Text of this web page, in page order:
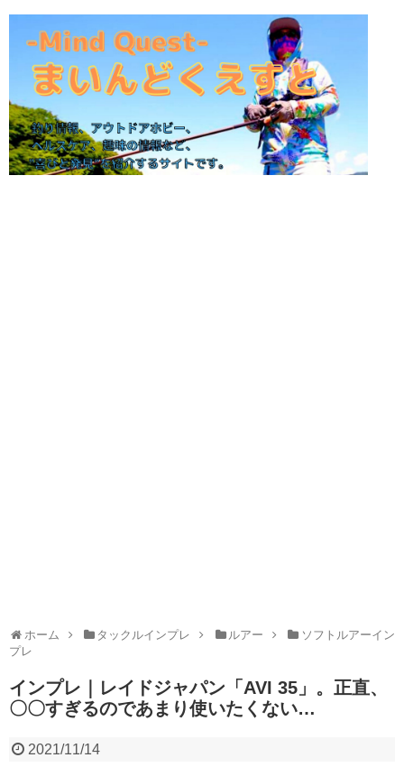
ホーム タックルインプレ ルアー
ソフトルアーイン
プレ
インプレ｜レイドジャパン「AVI 35」。正直、
〇〇すぎるのであまり使いたくない…
2021/11/14